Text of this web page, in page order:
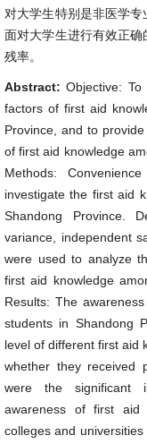
对大学生特别是非医学
面对大学生进行有效正
残率。
Abstract:Objective:
factors of first aid
Province, and to
of first aid knowledge
Methods:
investigate the first aid
Shandong Province.
variance, independent
were used to analyze
first aid knowledge
Results: The
students in Shandong
level of different first aid
whether they received
were the significant
awareness of first aid
colleges and